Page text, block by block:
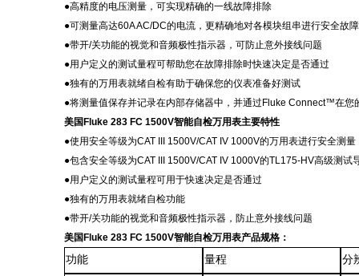
●高精度的电压测量，可实现精确的一线故障排除
●可测量高达60A AC/DC的电流，更精确地对各模块组串进行安全故
●带开/关功能的视觉和音频极性指示器，可防止意外接线问题
●用户定义的测试量程可帮助您在故障排除时快速决定是否通过
●独有的万用表就绪自检有助于确保您的仪表准备好测试
●将测量值保存并记录在内部存储器中，并通过 Fluke Connect™在您
美国 Fluke 283 FC 1500V智能自检万用表主要特性
●使用安全等级为CAT III 1500V/CAT IV 1000V的万用表进行安全测量
●包含安全等级为CAT III 1500V/CAT IV 1000V的TL175-HV高级测试
●用户定义的测试量程可用于快速决定是否通过
●独有的万用表就绪自检功能
●带开/关功能的视觉和音频极性指示器，防止意外接线问题
美国 Fluke 283 FC 1500V智能自检万用表产品规格：
功能 量程 分